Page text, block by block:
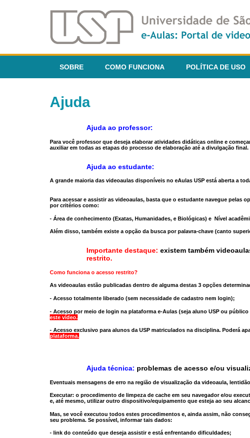
SOBRE COMO FUNCIONA POLÍTICA DE USO
Ajuda
Ajuda ao professor:
Para você professor que deseja elaborar atividades didáticas online e
auxiliar em todas as etapas do processo de elaboração até a divulgação final.
Ajuda ao estudante:
A grande maioria das videoaulas disponíveis no eAulas USP está aberta a
Para acessar e assistir as videoaulas, basta que o estudante navegue
por critérios como:
- Área de conhecimento (Exatas, Humanidades, e Biológicas) e Nível
Além disso, também existe a opção da busca por palavra-chave (canto
Importante destaque: existem também
restrito.
Como funciona o acesso restrito?
As videoaulas estão publicadas dentro de alguma destas 3 opções
- Acesso totalmente liberado (sem necessidade de cadastro nem login);
- Acesso por meio de login na plataforma e-Aulas (seja aluno USP ou
este vídeo.
- Acesso exclusivo para alunos da USP matriculados na disciplina. Poderá
plataforma.
Ajuda técnica: problemas de acesso e/ou
Eventuais mensagens de erro na região de visualização da videoaula,
Executar: o procedimento de limpeza de cache em seu navegador e/ou
e, até mesmo, utilizar outro dispositivo/equipamento que esteja ao seu
Mas, se você executou todos estes procedimentos e, ainda assim, não
seu problema. Se possível, informar tais dados:
- link do conteúdo que deseja assistir e está enfrentando dificuldades;